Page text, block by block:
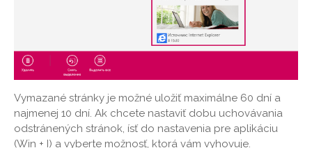
Vymazané stránky je možné uložiť maximálne 60 dní a
najmenej 10 dní. Ak chcete nastaviť dobu uchovávania
odstránených stránok, ísť do nastavenia pre aplikáciu
(Win + I) a vyberte možnosť, ktorá vám vyhovuje.